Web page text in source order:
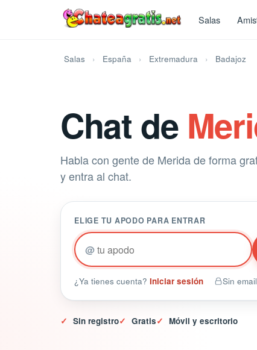
Salas
Salas España Extremadura Badajoz
Chat de
Habla con gente de Merida de forma
y entra al chat.
ELIGE TU APODO PARA ENTRAR
@
¿Ya tienes cuenta? Iniciar sesión Sin
✓ Sin registro✓ Gratis✓ Móvil y escritorio